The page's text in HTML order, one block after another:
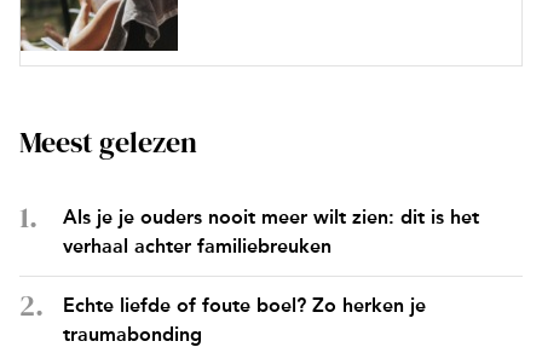
Meest gelezen
Als je je ouders nooit meer wilt zien: dit is het
verhaal achter familiebreuken
Echte liefde of foute boel? Zo herken je
traumabonding